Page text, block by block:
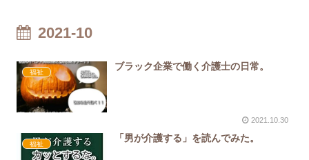
2021-10
福祉
ブラック企業で働く介護士の日常。
2021.10.30
福祉
「男が介護する」を読んでみた。